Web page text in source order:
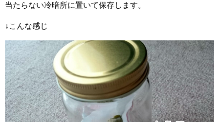
当たらない冷暗所に置いて保存します。
↓こんな感じ